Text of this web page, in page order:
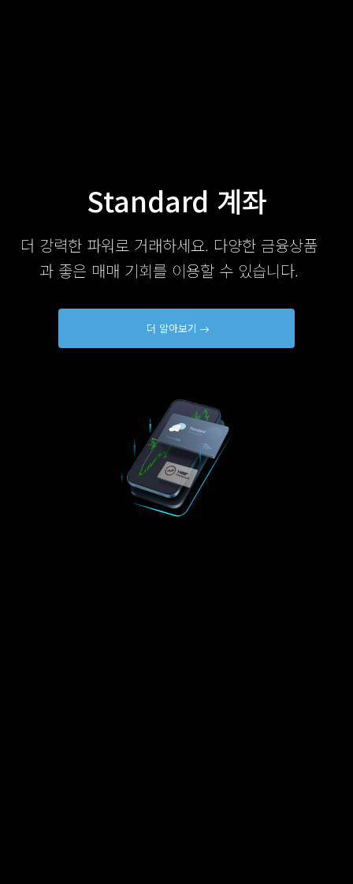
Standard 계좌
더 강력한 파워로 거래하세요. 다양한 금융상품
과 좋은 매매 기회를 이용할 수 있습니다.
더 알아보기